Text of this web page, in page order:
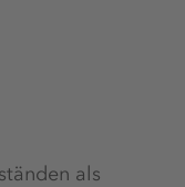
als